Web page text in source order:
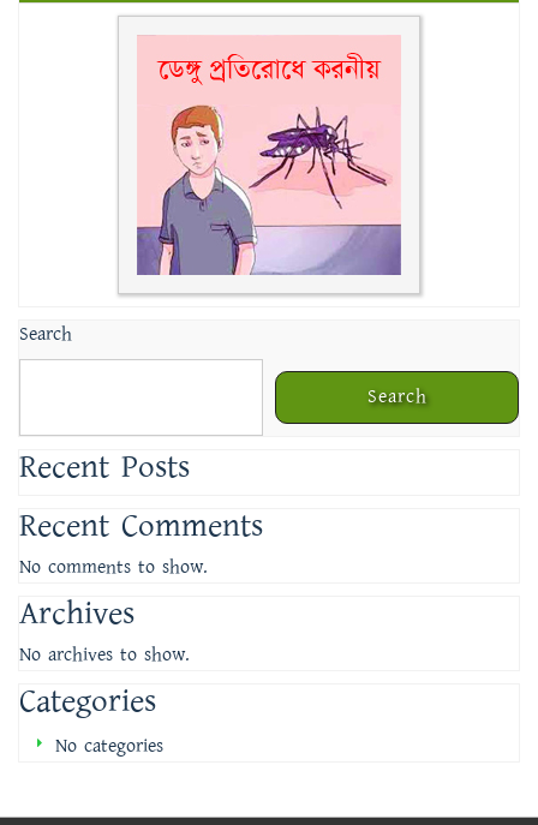
Search
Search
Recent Posts
Recent Comments
No comments to show.
Archives
No archives to show.
Categories
No categories